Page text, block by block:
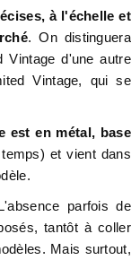
à l'échelle et
. On distinguera
Vintage d'une autre
Vintage, qui se
est en métal, base
et vient dans
parfois de
tantôt à coller
Mais surtout,